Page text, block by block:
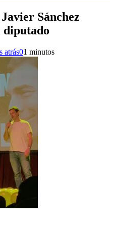
Sánchez
diputado
atrás01 minutos